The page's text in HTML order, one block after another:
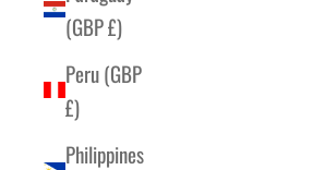
(GBP £)
Peru (GBP
£)
Philippines